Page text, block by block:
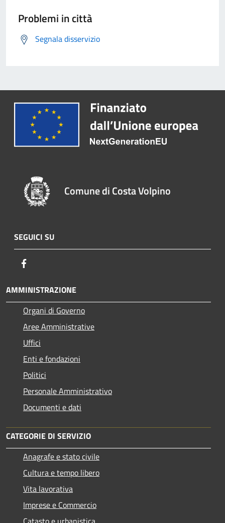
Problemi in città
Segnala disservizio
Comune di Costa Volpino
SEGUICI SU
AMMINISTRAZIONE
Organi di Governo
Aree Amministrative
Uffici
Enti e fondazioni
Politici
Personale Amministrativo
Documenti e dati
CATEGORIE DI SERVIZIO
Anagrafe e stato civile
Cultura e tempo libero
Vita lavorativa
Imprese e Commercio